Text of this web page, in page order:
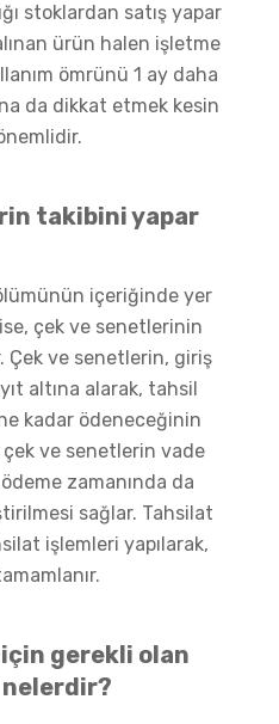
stoklardan satış yapar
ürün halen işletme
ömrünü 1 ay daha
da dikkat etmek kesin
takibini yapar
içeriğinde yer
çek ve senetlerinin
Çek ve senetlerin, giriş
altına alarak, tahsil
kadar ödeneceğinin
çek ve senetlerin vade
zamanında da
sağlar. Tahsilat
işlemleri yapılarak,
gerekli olan